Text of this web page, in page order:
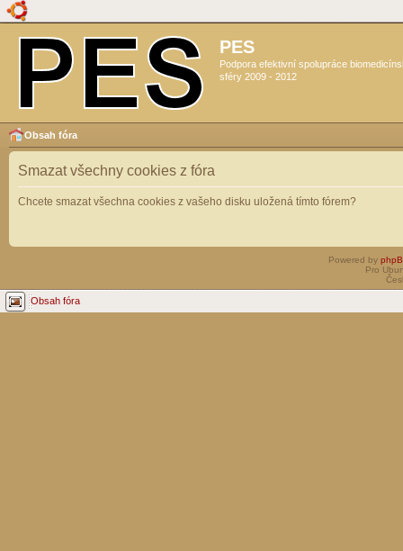
PES
Podpora efektivní spolupráce
sféry 2009 - 2012
Obsah fóra
Smazat všechny cookies z fóra
Chcete smazat všechna cookies z vašeho disku uložená tímto fórem?
Powered by
Pro
Obsah fóra